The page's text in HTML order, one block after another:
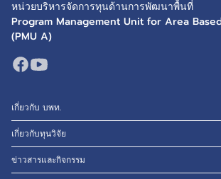
หน่วยบริหารจัดการทุนด้านการพัฒนาพื้นที่
Program Management Unit for Area
(PMU A)
เกี่ยวกับ บพท.
เกี่ยวกับทุนวิจัย
ข่าวสารและกิจกรรม